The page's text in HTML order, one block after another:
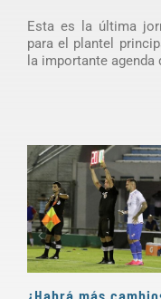
Esta es la última
para el plantel
la importante